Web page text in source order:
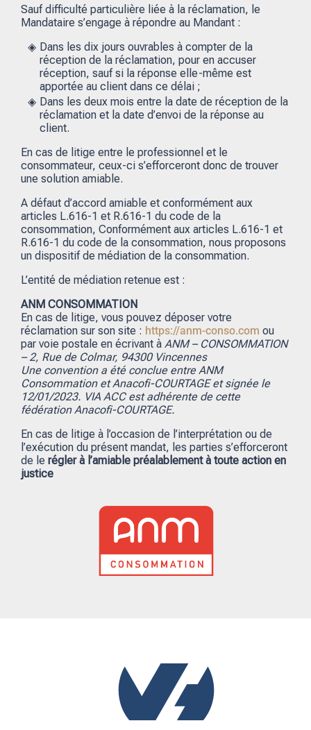
Sauf difficulté particulière liée à la réclamation, le
Mandataire s’engage à répondre au Mandant :
Dans les dix jours ouvrables à compter de la
réception de la réclamation, pour en accuser
réception, sauf si la réponse elle-même est
apportée au client dans ce délai ;
Dans les deux mois entre la date de réception de la
réclamation et la date d’envoi de la réponse au
client.
En cas de litige entre le professionnel et le
consommateur, ceux-ci s’efforceront donc de trouver
une solution amiable.
A défaut d’accord amiable et conformément aux
articles L.616-1 et R.616-1 du code de la
consommation, Conformément aux articles L.616-1 et
R.616-1 du code de la consommation, nous proposons
un dispositif de médiation de la consommation.
L’entité de médiation retenue est :
ANM CONSOMMATION
En cas de litige, vous pouvez déposer votre
réclamation sur son site : https://anm-conso.com ou
par voie postale en écrivant à ANM – CONSOMMATION
– 2, Rue de Colmar, 94300 Vincennes
Une convention a été conclue entre ANM
Consommation et Anacofi-COURTAGE et signée le
12/01/2023. VIA ACC est adhérente de cette
fédération Anacofi-COURTAGE.
En cas de litige à l’occasion de l’interprétation ou de
l’exécution du présent mandat, les parties s’efforceront
de le régler à l’amiable préalablement à toute action en
justice